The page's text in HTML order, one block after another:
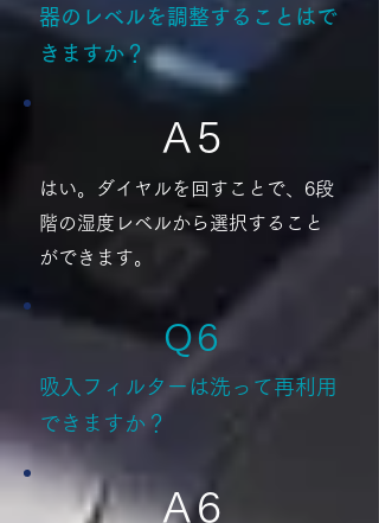
器のレベルを調整することはで
きますか？
A 5
はい。ダイヤルを回すことで、6段
階の湿度レベルから選択すること
ができます。
​Q 6
吸入フィルターは洗って再利用
できますか？
A 6